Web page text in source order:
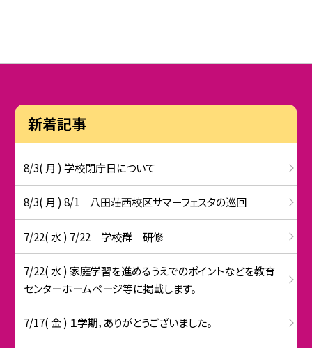
新着記事
8/3( 月 ) 学校閉庁日について
8/3( 月 ) 8/1 八田荘西校区サマーフェスタの巡回
7/22( 水 ) 7/22 学校群 研修
7/22( 水 ) 家庭学習を進めるうえでのポイントなどを教育
センターホームページ等に掲載します。
7/17( 金 ) １学期，ありがとうございました。